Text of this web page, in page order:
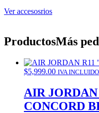
Ver accesosrios
ProductosMás
$5,999.00 IVA INCLUIDO
AIR
CONCORD